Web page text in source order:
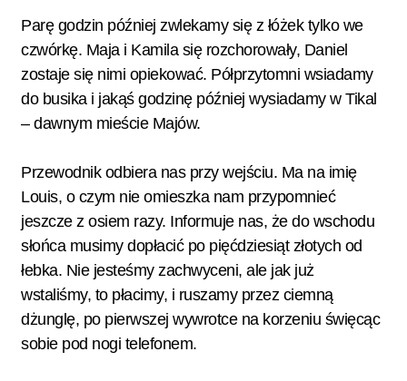
Parę godzin później zwlekamy się z łóżek tylko we
czwórkę. Maja i Kamila się rozchorowały, Daniel
zostaje się nimi opiekować. Półprzytomni wsiadamy
do busika i jakąś godzinę później wysiadamy w Tikal
– dawnym mieście Majów.
Przewodnik odbiera nas przy wejściu. Ma na imię
Louis, o czym nie omieszka nam przypomnieć
jeszcze z osiem razy. Informuje nas, że do wschodu
słońca musimy dopłacić po pięćdziesiąt złotych od
łebka. Nie jesteśmy zachwyceni, ale jak już
wstaliśmy, to płacimy, i ruszamy przez ciemną
dżunglę, po pierwszej wywrotce na korzeniu święcąc
sobie pod nogi telefonem.